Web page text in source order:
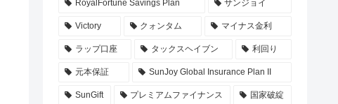
RoyalFortune Savings Plan サンジョイ
Victory クォンタム マイナス金利
ラップ口座 タックスヘイブン 利回り
元本保証 SunJoy Global Insurance Plan II
SunGift プレミアムファイナンス 国家破綻